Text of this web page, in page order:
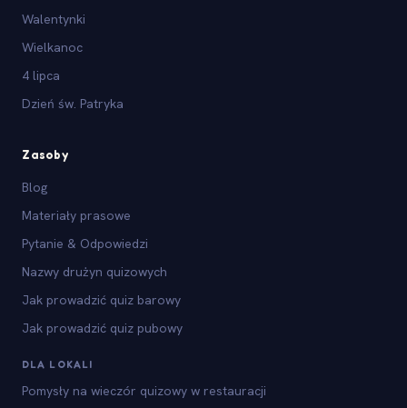
Walentynki
Wielkanoc
4 lipca
Dzień św. Patryka
Zasoby
Blog
Materiały prasowe
Pytanie & Odpowiedzi
Nazwy drużyn quizowych
Jak prowadzić quiz barowy
Jak prowadzić quiz pubowy
DLA LOKALI
Pomysły na wieczór quizowy w restauracji